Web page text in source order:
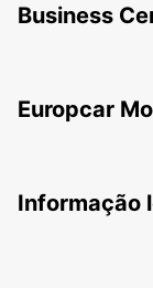
Business
Europcar
Informação